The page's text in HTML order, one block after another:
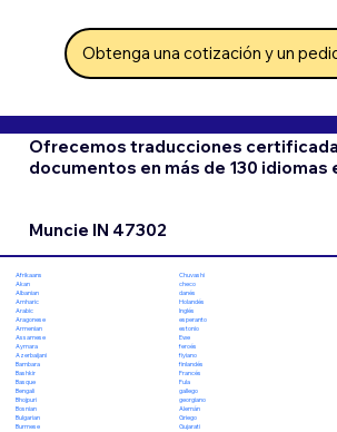
Obtenga una cotización y un
Ofrecemos traducciones
documentos en más de 130 idiomas
Muncie IN 47302
Afrikaans
Akan
Albanian
Amharic
Arabic
Aragonese
Armenian
Assamese
Aymara
Azerbaijani
Bambara
Bashkir
Basque
Bengali
Bhojpuri
Bosnian
Bulgarian
Burmese
Chuvashi
checo
danés
Holandés
Inglés
esperanto
estonio
Ewe
feroés
fiyiano
finlandés
Francés
Fula
gallego
georgiano
Alemán
Griego
Gujarati